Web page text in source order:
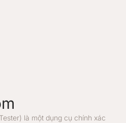
là một dụng cụ chính xác